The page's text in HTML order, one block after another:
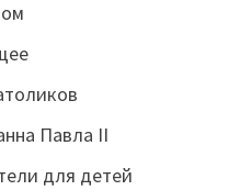
Павла II
для детей